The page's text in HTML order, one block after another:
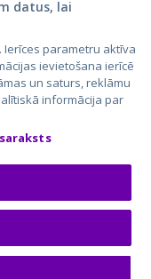
datus, lai
parametru aktīva
ievietošana ierīcē
un saturs, reklāmu
informācija par